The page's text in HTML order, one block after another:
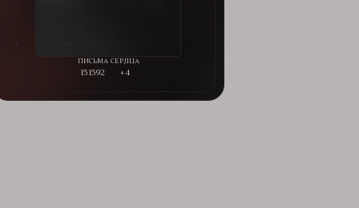
151592 +4